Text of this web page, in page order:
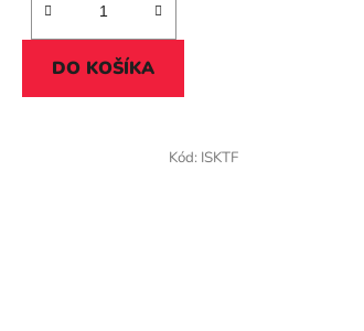
DO KOŠÍKA
Kód: ISKTF